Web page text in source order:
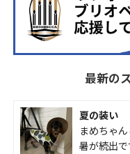
最新の
夏の装い
まめちゃ
暑が続出